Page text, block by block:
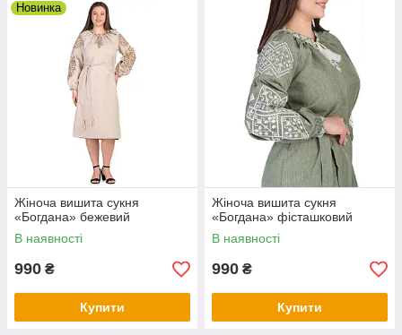
Новинка
Жіноча вишита сукня
«Богдана» бежевий
В наявності
990 ₴
Купити
Жіноча вишита сукня
«Богдана» фісташковий
В наявності
990 ₴
Купити